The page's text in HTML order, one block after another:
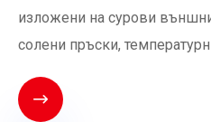
изложени на сурови
солени пръски,
